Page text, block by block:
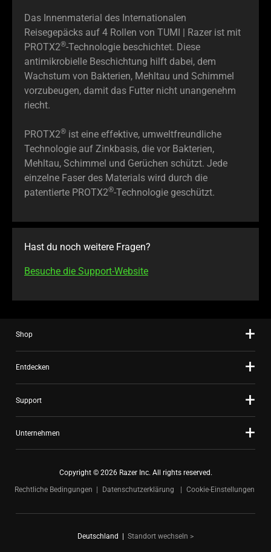
Das Innenmaterial des Internationalen
Reisegepäcks auf 4 Rollen von TUMI | Razer ist mit
PROTX2®-Technologie beschichtet. Diese
antimikrobielle Beschichtung hilft dabei, dem
Wachstum von Bakterien, Mehltau und Schimmel
vorzubeugen, damit das Futter nicht unangenehm
riecht.
PROTX2® ist eine effektive, umweltfreundliche
Technologie auf Zinkbasis, die vor Bakterien,
Mehltau, Schimmel und Gerüchen schützt. Jede
einzelne Faser des Materials wird durch die
patentierte PROTX2®-Technologie geschützt.
Hast du noch weitere Fragen?
Besuche die Support-Website
Shop
Entdecken
Support
Unternehmen
Copyright © 2026 Razer Inc. All rights reserved.
Rechtliche Bedingungen
Datenschutzerklärung Cookie-Einstellungen
Deutschland Standort wechseln >